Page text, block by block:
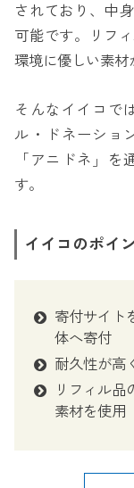
されており、中
可能です。リフ
環境に優しい素材
そんなイイコで
ル・ドネーショ
「アニドネ」
す。
イイコのポイ
寄付サイト
体へ寄付
耐久性が高
リフィル品
素材を使用